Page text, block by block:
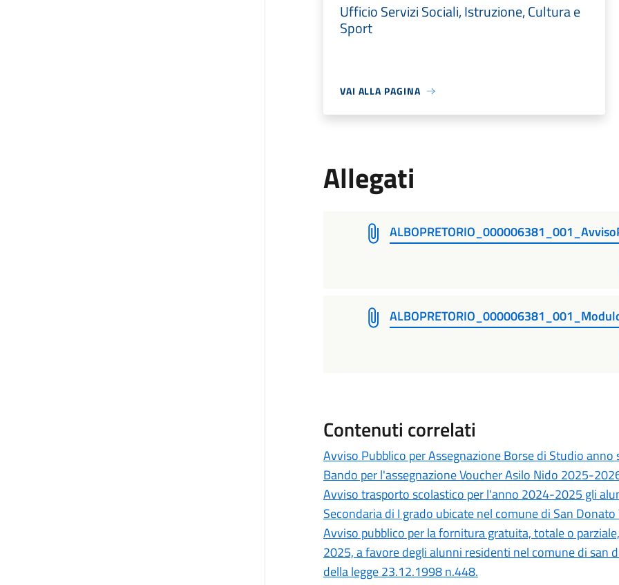
Ufficio Servizi Sociali, Istruzione, Cultura e
Sport
VAI ALLA PAGINA
Allegati
Contenuti correlati
Avviso Pubblico per Assegnazione Borse di Studio
Bando per l'assegnazione Voucher Asilo Nido 2025-
Avviso trasporto scolastico per l'anno 2024-2025 gli
Secondaria di I grado ubicate nel comune di San
Avviso pubblico per la fornitura gratuita, totale o
2025, a favore degli alunni residenti nel comune di san
della legge 23.12.1998 n.448.